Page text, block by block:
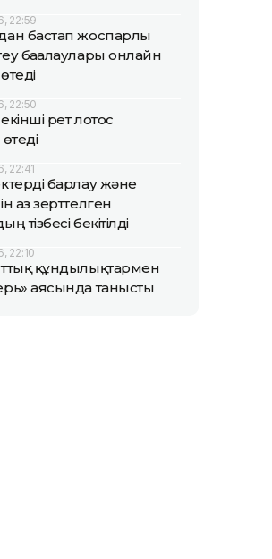
22:59
бастап жоспарлы
бағалаулары онлайн
22:50
рет лотос
22:41
барлау және
аз зерттелген
тізбесі бекітілді
22:10
құндылықтармен
аясында танысты